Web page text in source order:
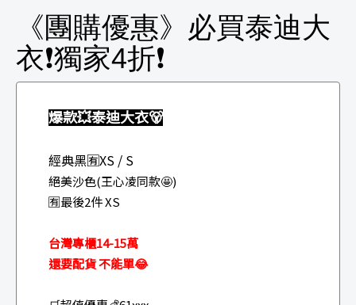
《團購優惠》必買泰迪大
衣❗獨家4折❗
爆款💥泰迪大衣🐻
經典黑🈶XS / S
絕美沙色(王心凌同款🤩)
🈶最後2件 XS
台灣專櫃14-15萬
還要配貨 不能單😂